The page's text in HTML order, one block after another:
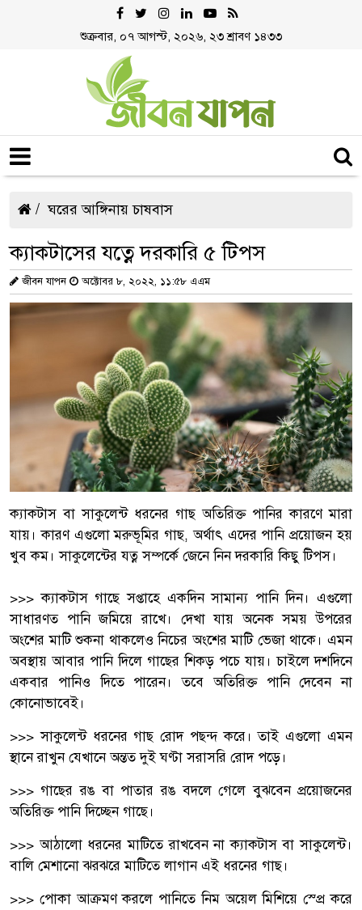
শুক্রবার, ০৭ আগস্ট, ২০২৬, ২৩ শ্রাবণ ১৪৩৩
ঘরের আঙ্গিনায় চাষবাস
ক্যাকটাসের যত্নে দরকারি ৫ টিপস
জীবন যাপন অক্টোবর ৮, ২০২২, ১১:৫৮ এএম
ক্যাকটাস বা সাকুলেন্ট ধরনের গাছ অতিরিক্ত পানির কারণে মারা
যায়। কারণ এগুলো মরুভূমির গাছ, অর্থাৎ এদের পানি প্রয়োজন হয়
খুব কম। সাকুলেন্টের যত্ন সম্পর্কে জেনে নিন দরকারি কিছু টিপস।
>>> ক্যাকটাস গাছে সপ্তাহে একদিন সামান্য পানি দিন। এগুলো
সাধারণত পানি জমিয়ে রাখে। দেখা যায় অনেক সময় উপরের
অংশের মাটি শুকনা থাকলেও নিচের অংশের মাটি ভেজা থাকে। এমন
অবস্থায় আবার পানি দিলে গাছের শিকড় পচে যায়। চাইলে দশদিনে
একবার পানিও দিতে পারেন। তবে অতিরিক্ত পানি দেবেন না
কোনোভাবেই।
>>> সাকুলেন্ট ধরনের গাছ রোদ পছন্দ করে। তাই এগুলো এমন
স্থানে রাখুন যেখানে অন্তত দুই ঘণ্টা সরাসরি রোদ পড়ে।
>>> গাছের রঙ বা পাতার রঙ বদলে গেলে বুঝবেন প্রয়োজনের
অতিরিক্ত পানি দিচ্ছেন গাছে।
>>> আঠালো ধরনের মাটিতে রাখবেন না ক্যাকটাস বা সাকুলেন্ট।
বালি মেশানো ঝরঝরে মাটিতে লাগান এই ধরনের গাছ।
>>> পোকা আক্রমণ করলে পানিতে নিম অয়েল মিশিয়ে স্প্রে করে